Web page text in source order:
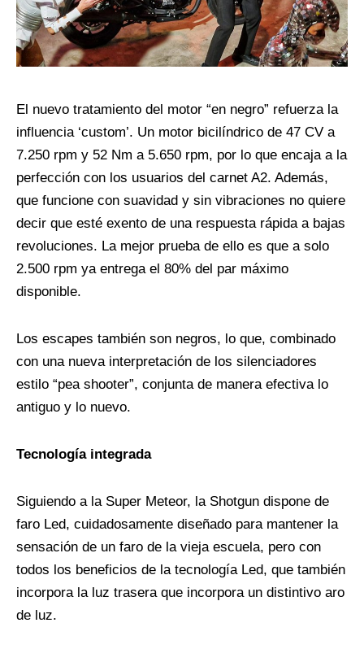
El nuevo tratamiento del motor “en negro” refuerza la
influencia ‘custom’. Un motor bicilíndrico de 47 CV a
7.250 rpm y 52 Nm a 5.650 rpm, por lo que encaja a la
perfección con los usuarios del carnet A2. Además,
que funcione con suavidad y sin vibraciones no quiere
decir que esté exento de una respuesta rápida a bajas
revoluciones. La mejor prueba de ello es que a solo
2.500 rpm ya entrega el 80% del par máximo
disponible.
Los escapes también son negros, lo que, combinado
con una nueva interpretación de los silenciadores
estilo “pea shooter”, conjunta de manera efectiva lo
antiguo y lo nuevo.
Tecnología integrada
Siguiendo a la Super Meteor, la Shotgun dispone de
faro Led, cuidadosamente diseñado para mantener la
sensación de un faro de la vieja escuela, pero con
todos los beneficios de la tecnología Led, que también
incorpora la luz trasera que incorpora un distintivo aro
de luz.